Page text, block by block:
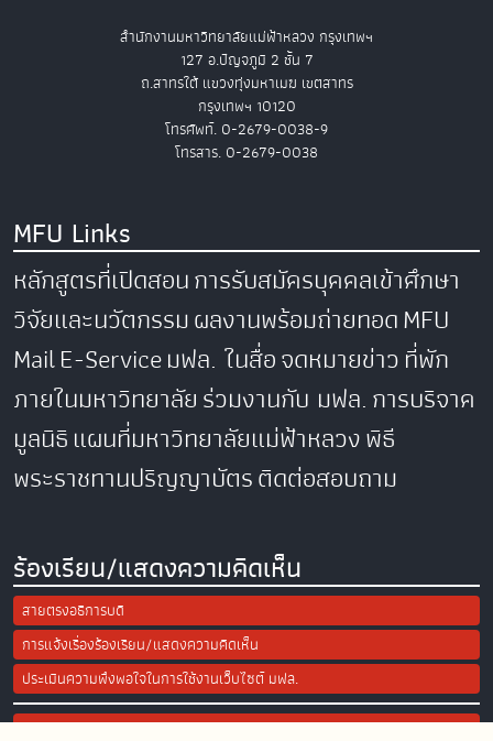
สำนักงานมหาวิทยาลัยแม่ฟ้าหลวง กรุงเทพฯ
127 อ.ปัญจภูมิ 2 ชั้น 7
ถ.สาทรใต้ แขวงทุ่งมหาเมฆ เขตสาทร
กรุงเทพฯ 10120
โทรศัพท์. 0-2679-0038-9
โทรสาร. 0-2679-0038
MFU Links
หลักสูตรที่เปิดสอนการรับสมัครบุคคลเข้าศึกษา
วิจัยและนวัตกรรมผลงานพร้อมถ่ายทอดMFU
MailE-Serviceมฟล. ในสื่อจดหมายข่าวที่พัก
ภายในมหาวิทยาลัยร่วมงานกับ มฟล.การบริจาค
มูลนิธิแผนที่มหาวิทยาลัยแม่ฟ้าหลวงพิธี
พระราชทานปริญญาบัตรติดต่อสอบถาม
ร้องเรียน/แสดงความคิดเห็น
สายตรงอธิการบดี
การแจ้งเรื่องร้องเรียน/แสดงความคิดเห็น
ประเมินความพึงพอใจในการใช้งานเว็บไซต์ มฟล.
Site Map